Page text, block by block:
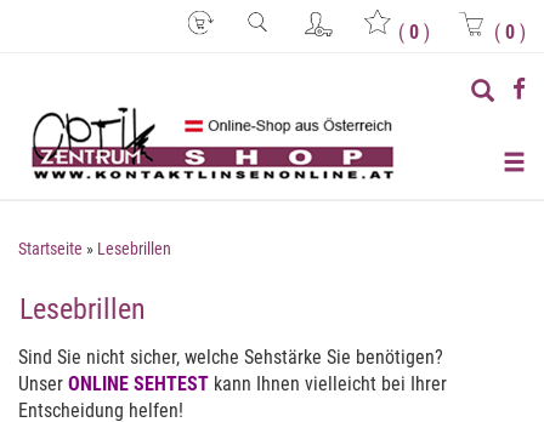
( 0 ) ( 0 )
Startseite » Lesebrillen
Lesebrillen
Sind Sie nicht sicher, welche Sehstärke Sie benötigen?
Unser ONLINE SEHTEST kann Ihnen vielleicht bei Ihrer
Entscheidung helfen!